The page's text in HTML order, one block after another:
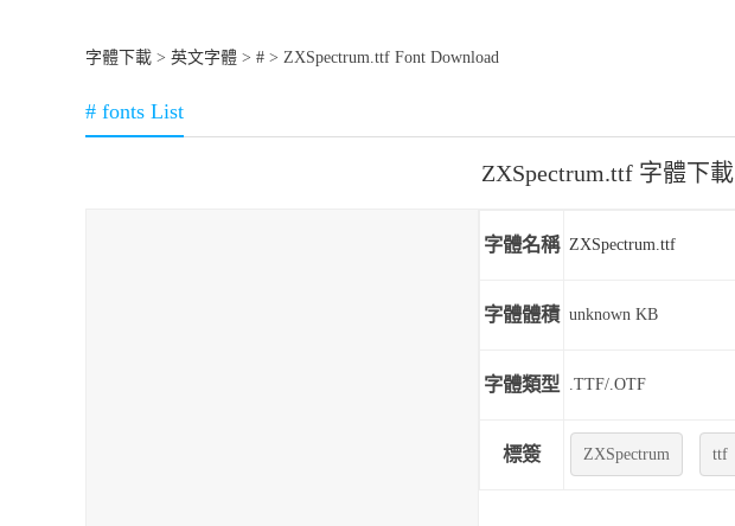
字體下載 > 英文字體 > # > ZXSpectrum.ttf Font Download
# fonts List
ZXSpectrum.ttf 字體下載
字體名稱 ZXSpectrum.ttf
字體體積 unknown KB
字體類型 .TTF/.OTF
標簽 ZXSpectrum ttf